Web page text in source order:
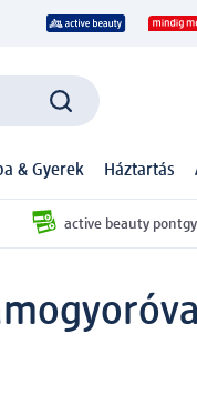
& Gyerek Háztartás
active beauty